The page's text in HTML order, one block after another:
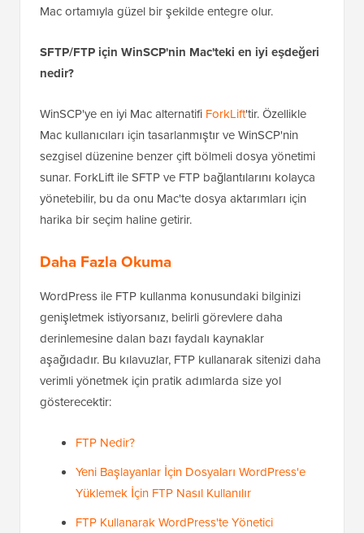
Mac ortamıyla güzel bir şekilde entegre olur.
SFTP/FTP için WinSCP'nin Mac'teki en iyi eşdeğeri
nedir?
WinSCP'ye en iyi Mac alternatifi ForkLift'tir. Özellikle
Mac kullanıcıları için tasarlanmıştır ve WinSCP'nin
sezgisel düzenine benzer çift bölmeli dosya yönetimi
sunar. ForkLift ile SFTP ve FTP bağlantılarını kolayca
yönetebilir, bu da onu Mac'te dosya aktarımları için
harika bir seçim haline getirir.
Daha Fazla Okuma
WordPress ile FTP kullanma konusundaki bilginizi
genişletmek istiyorsanız, belirli görevlere daha
derinlemesine dalan bazı faydalı kaynaklar
aşağıdadır. Bu kılavuzlar, FTP kullanarak sitenizi daha
verimli yönetmek için pratik adımlarda size yol
gösterecektir:
FTP Nedir?
Yeni Başlayanlar İçin Dosyaları WordPress'e
Yüklemek İçin FTP Nasıl Kullanılır
FTP Kullanarak WordPress'te Yönetici